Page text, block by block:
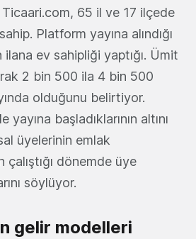
65 il ve 17 ilçede
Platform yayına alındığı
ilana ev sahipliği yaptığı. Ümit
2 bin 500 ila 4 bin 500
olduğunu belirtiyor.
başladıklarının altını
üyelerinin emlak
dönemde üye
söylüyor.
gelir modelleri